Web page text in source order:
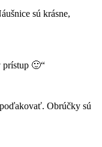
sú krásne,
prístup 🙂“
Obrúčky sú